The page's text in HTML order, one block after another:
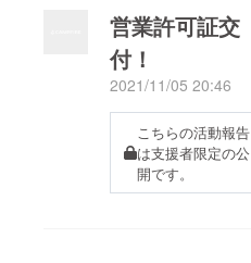
営業許可証交
付！
2021/11/05 20:46
こちらの活動報告
は支援者限定の公
開です。